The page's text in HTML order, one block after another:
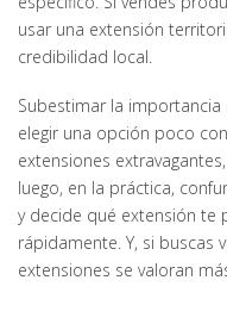
usar una extensión
credibilidad local.
Subestimar la
elegir una opción poco
extensiones
luego, en la práctica,
y decide qué extensión te
rápidamente. Y, si buscas
extensiones se valoran